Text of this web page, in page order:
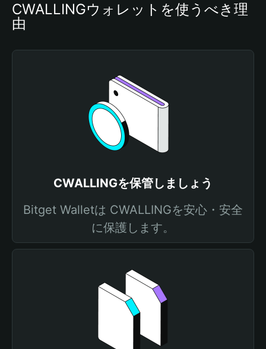
CWALLINGウォレットを使うべき理
由
CWALLINGを保管しましょう
Bitget Walletは CWALLINGを安心・安全
に保護します。